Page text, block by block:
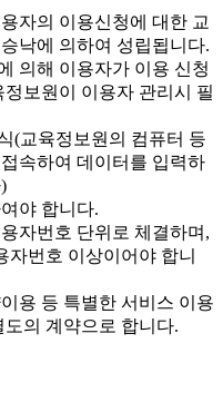
자의 이용신청에 대한 교
낙에 의하여 성립됩니다.
의해 이용자가 이용 신청
보원이 이용자 관리시 필
(교육정보원의 컴퓨터 등
속하여 데이터를 입력하
야 합니다.
자번호 단위로 체결하며,
자번호 이상이어야 합니
용 등 특별한 서비스 이용
의 계약으로 합니다.